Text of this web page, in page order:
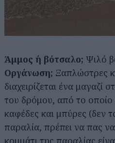
Άμμος ή βότσαλο; Ψιλό
Οργάνωση; Ξαπλώστρες
διαχειρίζεται ένα μαγαζί
του δρόμου, από το οποίο
καφέδες και μπύρες (δεν
παραλία, πρέπει να πας
κομμάτι της παραλίας